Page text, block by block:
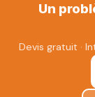
Un
Devis gratuit ·